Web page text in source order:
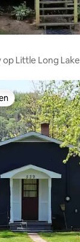
Little Long Lake